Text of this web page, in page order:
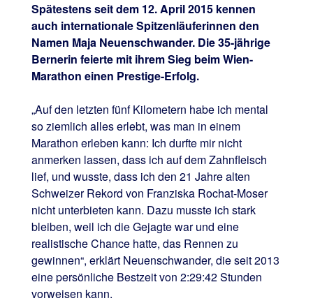
Spätestens seit dem 12. April 2015 kennen
auch internationale Spitzenläuferinnen den
Namen Maja Neuenschwander. Die 35-jährige
Bernerin feierte mit ihrem Sieg beim Wien-
Marathon einen Prestige-Erfolg.
„Auf den letzten fünf Kilometern habe ich mental
so ziemlich alles erlebt, was man in einem
Marathon erleben kann: Ich durfte mir nicht
anmerken lassen, dass ich auf dem Zahnfleisch
lief, und wusste, dass ich den 21 Jahre alten
Schweizer Rekord von Franziska Rochat-Moser
nicht unterbieten kann. Dazu musste ich stark
bleiben, weil ich die Gejagte war und eine
realistische Chance hatte, das Rennen zu
gewinnen“, erklärt Neuenschwander, die seit 2013
eine persönliche Bestzeit von 2:29:42 Stunden
vorweisen kann.